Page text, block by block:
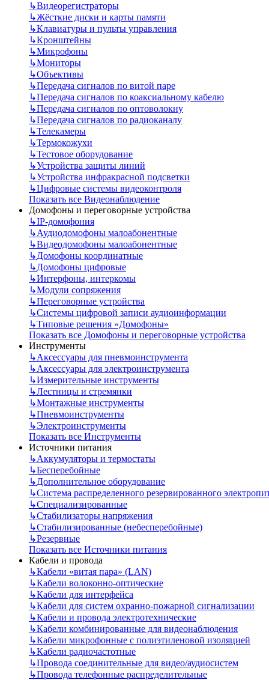
↳Видеорегистраторы
↳Жёсткие диски и карты памяти
↳Клавиатуры и пульты управления
↳Кронштейны
↳Микрофоны
↳Мониторы
↳Объективы
↳Передача сигналов по витой паре
↳Передача сигналов по коаксиальному кабелю
↳Передача сигналов по оптоволокну
↳Передача сигналов по радиоканалу
↳Телекамеры
↳Термокожухи
↳Тестовое оборудование
↳Устройства защиты линий
↳Устройства инфракрасной подсветки
↳Цифровые системы видеоконтроля
Показать все Видеонаблюдение
Домофоны и переговорные устройства
↳IP-домофония
↳Аудиодомофоны малоабонентные
↳Видеодомофоны малоабонентные
↳Домофоны координатные
↳Домофоны цифровые
↳Интерфоны, интеркомы
↳Модули сопряжения
↳Переговорные устройства
↳Системы цифровой записи аудиоинформации
↳Типовые решения «Домофоны»
Показать все Домофоны и переговорные устройства
Инструменты
↳Аксессуары для пневмоинструмента
↳Аксессуары для электроинструмента
↳Измерительные инструменты
↳Лестницы и стремянки
↳Монтажные инструменты
↳Пневмоинструменты
↳Электроинструменты
Показать все Инструменты
Источники питания
↳Аккумуляторы и термостаты
↳Бесперебойные
↳Дополнительное оборудование
↳Система распределенного резервированного
↳Специализированные
↳Стабилизаторы напряжения
↳Стабилизированные (небесперебойные)
↳Резервные
Показать все Источники питания
Кабели и провода
↳Кабели «витая пара» (LAN)
↳Кабели волоконно-оптические
↳Кабели для интерфейса
↳Кабели для систем охранно-пожарной сигнализации
↳Кабели и провода электротехнические
↳Кабели комбинированные для видеонаблюдения
↳Кабели микрофонные с полиэтиленовой изоляцией
↳Кабели радиочастотные
↳Провода соединительные для видео/аудиосистем
↳Провода телефонные распределительные